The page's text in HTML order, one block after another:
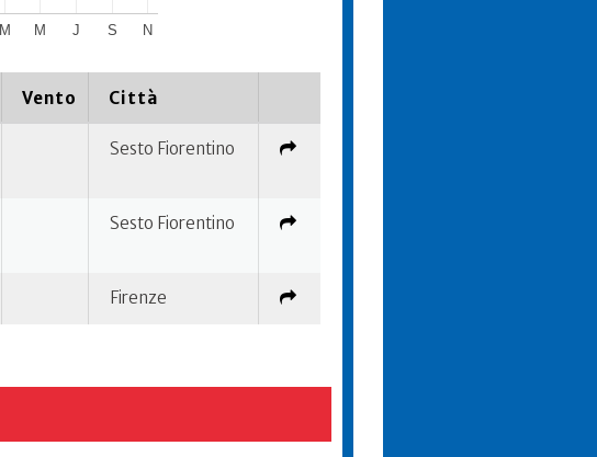
M M J S N
Vento Città
Sesto Fiorentino
Sesto Fiorentino
Firenze